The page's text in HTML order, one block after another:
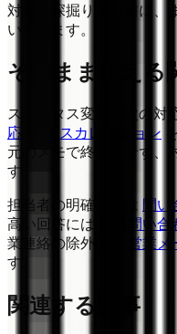
対象を深掘りする前に、
いています。
そのまま使える
ステータス変更が次の対
応答+エスカレーション
元のメモで終わらせず、
す。
担当者の明確化には 問
高い回答には
緊急問い
業連絡の除外には
営業
す。
関連する記事